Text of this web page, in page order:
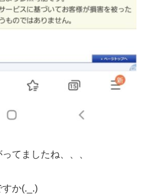
てましたね、、、
か(._.)